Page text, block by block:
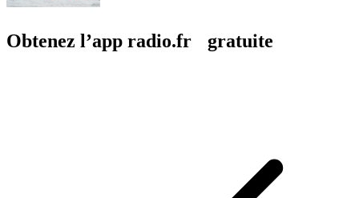
Obtenez l’app radio.fr gratuite